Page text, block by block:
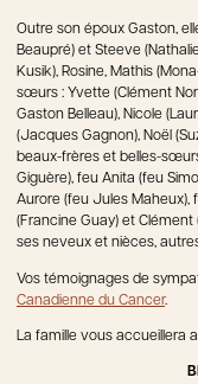
Outre son époux Gaston,
Beaupré) et Steeve
Kusik), Rosine, Mathis
sœurs : Yvette (Clément
Gaston Belleau), Nicole
(Jacques Gagnon), Noël
beaux-frères et belles-
Giguère), feu Anita (feu
Aurore (feu Jules Maheux),
(Francine Guay) et Clément
ses neveux et nièces,
Vos témoignages de
Canadienne du Cancer.
La famille vous accueillera